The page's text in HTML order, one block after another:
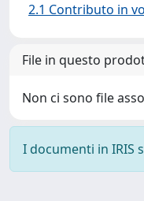
2.1 Contributo in
File in questo
Non ci sono file
I documenti in IRIS